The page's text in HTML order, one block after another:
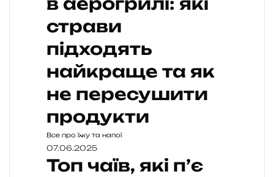
страви
підходять
найкраще та як
не пересушити
продукти
Все про їжу та напої
07.06.2025
Топ чаїв, які п’є